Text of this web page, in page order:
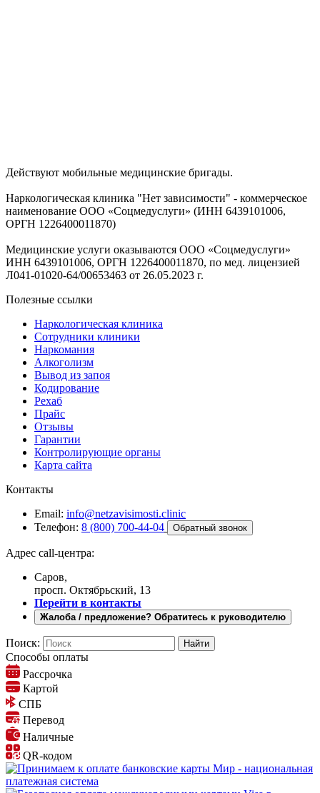
Действуют мобильные медицинские бригады.
Наркологическая клиника "Нет зависимости" - коммерческое
наименование ООО «Соцмедуслуги» (ИНН 6439101006,
ОРГН 1226400011870)
Медицинские услуги оказываются ООО «Соцмедуслуги»
ИНН 6439101006, ОРГН 1226400011870, по мед. лицензией
Л041-01020-64/00653463 от 26.05.2023 г.
Полезные ссылки
Наркологическая клиника
Сотрудники клиники
Наркомания
Алкоголизм
Вывод из запоя
Кодирование
Рехаб
Прайс
Отзывы
Гарантии
Контролирующие органы
Карта сайта
Контакты
Email: info@netzavisimosti.clinic
Телефон: 8 (800) 700-44-04 Обратный звонок
Адрес call-центра:
Саров,
просп. Октябрьский, 13
Перейти в контакты
Жалоба / предложение? Обратитесь к руководителю
Поиск:
Способы оплаты
Рассрочка
Картой
СПБ
Перевод
Наличные
QR-кодом